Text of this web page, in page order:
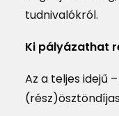
tudnivalókról.
Ki pályázathat
Az a teljes idejű